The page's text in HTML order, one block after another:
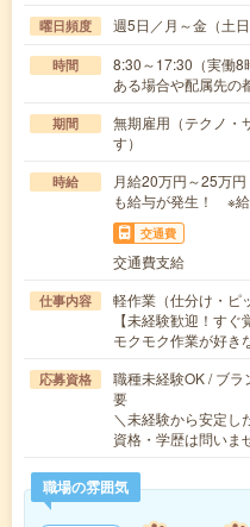
曜日頻度 週5日／月～金（土日
時間
8:30～17:30（実働8
ある場合や配属先
期間
無期雇用（テクノ・
す）
時給
月給20万円～25万
も給与が発生！ ※
交通費
交通費支給
仕事内容
軽作業（仕分け・ピ
【未経験歓迎！す
モクモク作業が好
応募資格
職種未経験OK / ブラ
要
＼未経験から安定し
資格・学歴は問い
職場の雰囲気